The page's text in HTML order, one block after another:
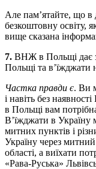
Але пам’ятайте, що
безкоштовну освіту,
вище сказана
7. ВНЖ в Польщі дає
Польщі та в’їжджати
Частка правди є. Ви
і навіть без
в Польщі вам
В’їжджати в Україну
митних пунктів і
Україну через
області, а виїхати
«Рава-Руська»